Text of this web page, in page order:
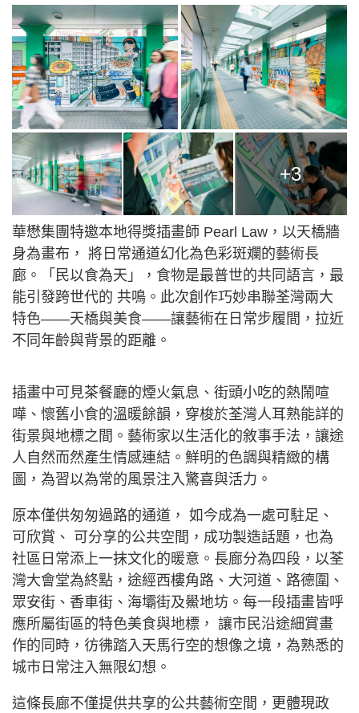
+3
華懋集團特邀本地得獎插畫師 Pearl Law，以天橋牆
身為畫布， 將日常通道幻化為色彩斑斕的藝術長
廊。「民以食為天」，食物是最普世的共同語言，最
能引發跨世代的 共鳴。此次創作巧妙串聯荃灣兩大
特色——天橋與美食——讓藝術在日常步履間，拉近
不同年齡與背景的距離。
插畫中可見茶餐廳的煙火氣息、街頭小吃的熱鬧喧
嘩、懷舊小食的溫暖餘韻，穿梭於荃灣人耳熟能詳的
街景與地標之間。藝術家以生活化的敘事手法，讓途
人自然而然產生情感連結。鮮明的色調與精緻的構
圖，為習以為常的風景注入驚喜與活力。
原本僅供匆匆過路的通道， 如今成為一處可駐足、
可欣賞、 可分享的公共空間，成功製造話題，也為
社區日常添上一抹文化的暖意。長廊分為四段，以荃
灣大會堂為終點，途經西樓角路、大河道、路德圍、
眾安街、香車街、海壩街及鱟地坊。每一段插畫皆呼
應所屬街區的特色美食與地標， 讓市民沿途細賞畫
作的同時，彷彿踏入天馬行空的想像之境，為熟悉的
城市日常注入無限幻想。
這條長廊不僅提供共享的公共藝術空間，更體現政